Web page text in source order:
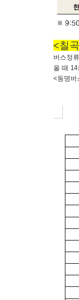
<칠
버스정
올 때
<동명버